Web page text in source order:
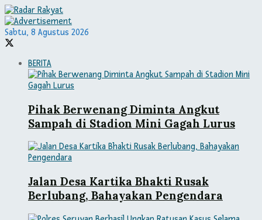
Sabtu, 8 Agustus 2026
BERITA
Pihak Berwenang Diminta Angkut
Sampah di Stadion Mini Gagah Lurus
Jalan Desa Kartika Bhakti Rusak
Berlubang, Bahayakan Pengendara